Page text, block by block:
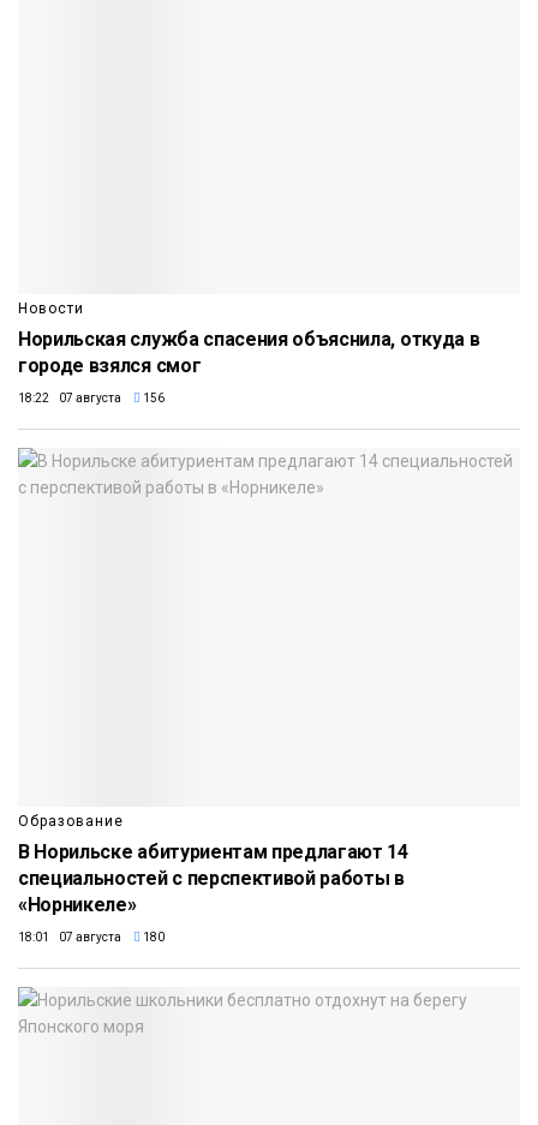
Новости
Норильская служба спасения объяснила, откуда в
городе взялся смог
18:22 07 августа 156
Образование
В Норильске абитуриентам предлагают 14
специальностей с перспективой работы в
«Норникеле»
18:01 07 августа 180